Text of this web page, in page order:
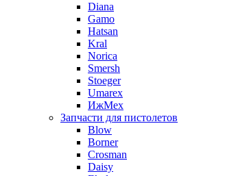
Diana
Gamo
Hatsan
Kral
Norica
Smersh
Stoeger
Umarex
ИжМех
Запчасти для пистолетов
Blow
Borner
Crosman
Daisy